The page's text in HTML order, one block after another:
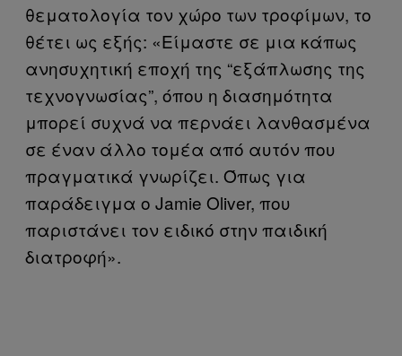
θεματολογία τον χώρο των τροφίμων, το
θέτει ως εξής: «Είμαστε σε μια κάπως
ανησυχητική εποχή της “εξάπλωσης της
τεχνογνωσίας”, όπου η διασημότητα
μπορεί συχνά να περνάει λανθασμένα
σε έναν άλλο τομέα από αυτόν που
πραγματικά γνωρίζει. Όπως για
παράδειγμα ο Jamie Oliver, που
παριστάνει τον ειδικό στην παιδική
διατροφή».